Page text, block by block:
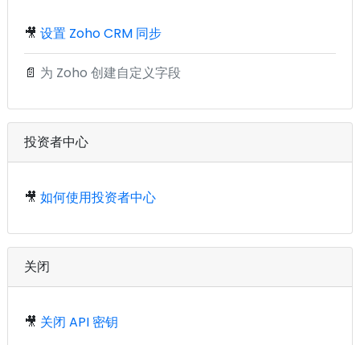
🎥 设置 Zoho CRM 同步
📄 为 Zoho 创建自定义字段
投资者中心
🎥 如何使用投资者中心
关闭
🎥 关闭 API 密钥